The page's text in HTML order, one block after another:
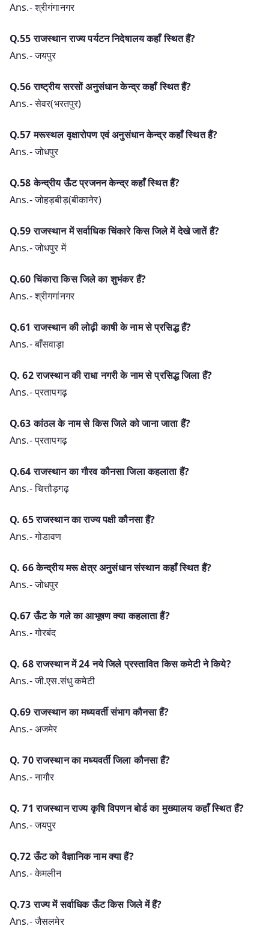
Ans.- श्रीगंगानगर
Q.55 राजस्थान राज्य पर्यटन निदेषालय कहाँ स्थित हैं?
Ans.- जयपुर
Q.56 राष्ट्रीय सरसों अनुसंधान केन्द्र कहाँ स्थित हैं?
Ans.- सेवर(भरतपुर)
Q.57 मरूस्थल वृक्षारोपण एवं अनुसंधान केन्द्र कहाँ स्थित हैं?
Ans.- जोधपुर
Q.58 केन्द्रीय ऊँट प्रजनन केन्द्र कहाँ स्थित हैं?
Ans.- जोहड़बीड़(बीकानेर)
Q.59 राजस्थान में सर्वाधिक चिंकारे किस जिले में देखे जातें हैं?
Ans.- जोधपुर में
Q.60 चिंकारा किस जिले का शुभंकर हैं?
Ans.- श्रीगगांनगर
Q.61 राजस्थान की लोढ़ी काषी के नाम से प्रसिद्ध हैं?
Ans.- बाँसवाड़ा
Q. 62 राजस्थान की राधा नगरी के नाम से प्रसिद्ध जिला हैं?
Ans.- प्रतापगढ़
Q.63 कांठल के नाम से किस जिले को जाना जाता हैं?
Ans.- प्रतापगढ़
Q.64 राजस्थान का गौरव कौनसा जिला कहलाता हैं?
Ans.- चित्तौड़गढ़
Q. 65 राजस्थान का राज्य पक्षी कौनसा हैं?
Ans.- गोडावण
Q. 66 केन्द्रीय मरू क्षेत्र अनुसंधान संस्थान कहाँ स्थित हैं?
Ans.- जोधपुर
Q.67 ऊँट के गले का आभूषण क्या कहलाता हैं?
Ans.- गोरबंद
Q. 68 राजस्थान में 24 नये जिले प्रस्तावित किस कमेटी ने किये?
Ans.- जी.एस.संधु कमेटी
Q.69 राजस्थान का मध्यवर्ती संभाग कौनसा हैं?
Ans.- अजमेर
Q. 70 राजस्थान का मध्यवर्ती जिला कौनसा हैं?
Ans.- नागौर
Q. 71 राजस्थान राज्य कृषि विपणन बोर्ड का मुख्यालय कहाँ स्थित हैं?
Ans.- जयपुर
Q.72 ऊँट को वैज्ञानिक नाम क्या हैं?
Ans.- केमलीन
Q.73 राज्य में सर्वाधिक ऊँट किस जिले में हैं?
Ans.- जैसलमेर